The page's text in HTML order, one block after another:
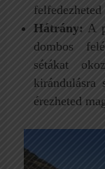
Hátrány: A
dombos
sétákat
kirándulásra
érezheted